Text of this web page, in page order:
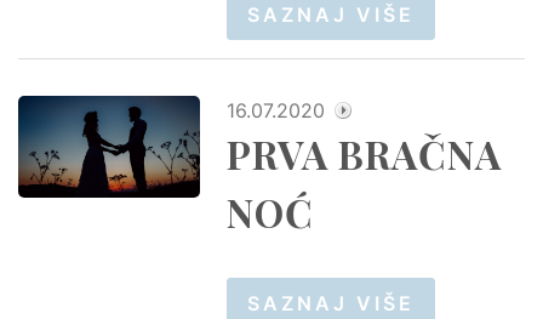
SAZNAJ VIŠE
16.07.2020
PRVA BRAČNA
NOĆ
SAZNAJ VIŠE